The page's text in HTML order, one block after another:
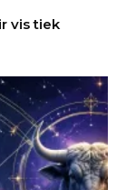
vis tiek